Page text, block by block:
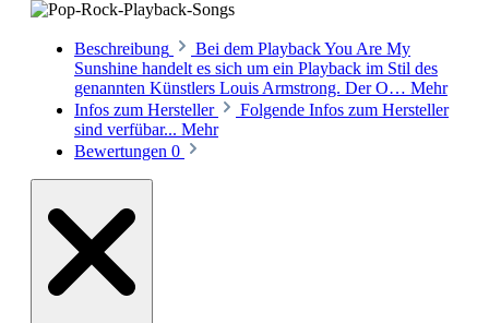
Beschreibung
Bei dem Playback You Are My
Sunshine handelt es sich um ein Playback im Stil des
genannten Künstlers Louis Armstrong. Der O… Mehr
Infos zum Hersteller
Folgende Infos zum Hersteller
sind verfübar... Mehr
Bewertungen 0